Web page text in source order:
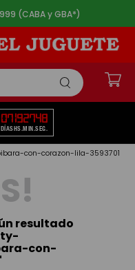
(CABA y GBA*)
07
DÍAS
19
HS.
27
MIN.
48
SEG.
con-corazon-lila-3593701
resultado
con-